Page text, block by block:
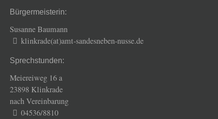
Bürgermeisterin:
Susanne Baumann
klinkrade(at)amt-sandesneben-nusse.de
Sprechstunden:
Meiereiweg 16 a
23898 Klinkrade
nach Vereinbarung
04536/8810